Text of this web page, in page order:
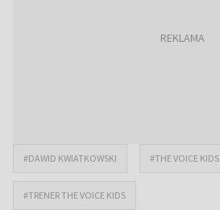
#DAWID KWIATKOWSKI #THE VOICE KIDS
#TRENER THE VOICE KIDS